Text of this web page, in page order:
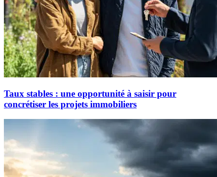
Taux stables : une opportunité à saisir pour
concrétiser les projets immobiliers